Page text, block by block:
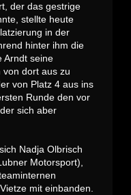
der das gestrige
stellte heute
in der
hinter ihm die
Arndt seine
von dort aus zu
von Platz 4 aus ins
Runde den vor
sich aber
Nadja Olbrisch
Motorsport),
mit einbanden.